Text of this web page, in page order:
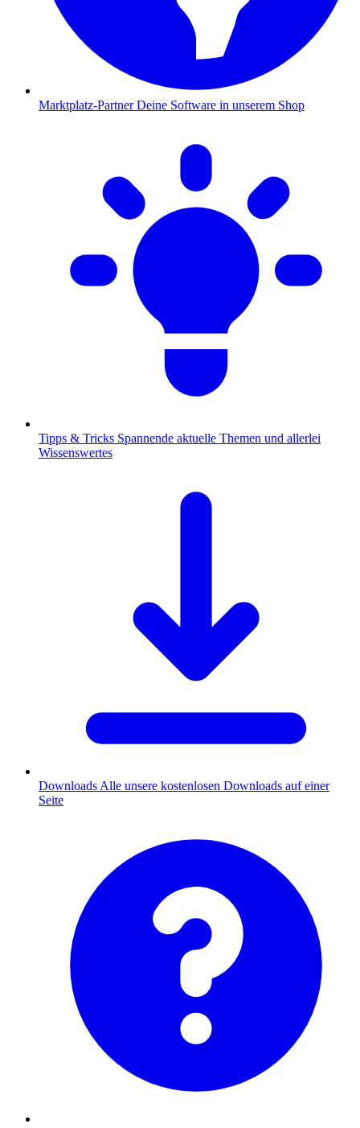
Marktplatz-Partner Deine Software in unserem Shop
Tipps & Tricks Spannende aktuelle Themen und allerlei
Wissenswertes
Downloads Alle unsere kostenlosen Downloads auf einer
Seite